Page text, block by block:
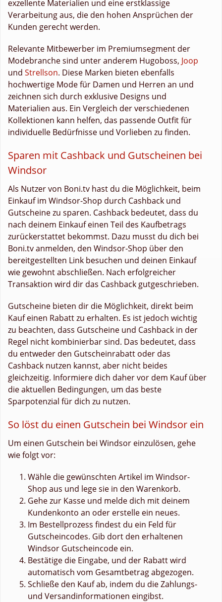
exzellente Materialien und eine erstklassige
Verarbeitung aus, die den hohen Ansprüchen der
Kunden gerecht werden.
Relevante Mitbewerber im Premiumsegment der
Modebranche sind unter anderem Hugoboss, Joop
und Strellson. Diese Marken bieten ebenfalls
hochwertige Mode für Damen und Herren an und
zeichnen sich durch exklusive Designs und
Materialien aus. Ein Vergleich der verschiedenen
Kollektionen kann helfen, das passende Outfit für
individuelle Bedürfnisse und Vorlieben zu finden.
Sparen mit Cashback und Gutscheinen bei
Windsor
Als Nutzer von Boni.tv hast du die Möglichkeit, beim
Einkauf im Windsor-Shop durch Cashback und
Gutscheine zu sparen. Cashback bedeutet, dass du
nach deinem Einkauf einen Teil des Kaufbetrags
zurückerstattet bekommst. Dazu musst du dich bei
Boni.tv anmelden, den Windsor-Shop über den
bereitgestellten Link besuchen und deinen Einkauf
wie gewohnt abschließen. Nach erfolgreicher
Transaktion wird dir das Cashback gutgeschrieben.
Gutscheine bieten dir die Möglichkeit, direkt beim
Kauf einen Rabatt zu erhalten. Es ist jedoch wichtig
zu beachten, dass Gutscheine und Cashback in der
Regel nicht kombinierbar sind. Das bedeutet, dass
du entweder den Gutscheinrabatt oder das
Cashback nutzen kannst, aber nicht beides
gleichzeitig. Informiere dich daher vor dem Kauf über
die aktuellen Bedingungen, um das beste
Sparpotenzial für dich zu nutzen.
So löst du einen Gutschein bei Windsor ein
Um einen Gutschein bei Windsor einzulösen, gehe
wie folgt vor:
Wähle die gewünschten Artikel im Windsor-
Shop aus und lege sie in den Warenkorb.
Gehe zur Kasse und melde dich mit deinem
Kundenkonto an oder erstelle ein neues.
Im Bestellprozess findest du ein Feld für
Gutscheincodes. Gib dort den erhaltenen
Windsor Gutscheincode ein.
Bestätige die Eingabe, und der Rabatt wird
automatisch vom Gesamtbetrag abgezogen.
Schließe den Kauf ab, indem du die Zahlungs-
und Versandinformationen eingibst.